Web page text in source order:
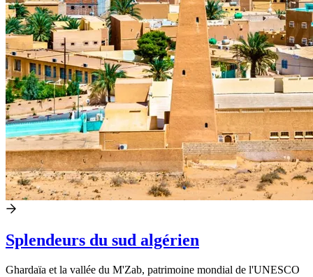
Splendeurs du sud algérien
Ghardaïa et la vallée du M'Zab, patrimoine mondial de l'UNESCO